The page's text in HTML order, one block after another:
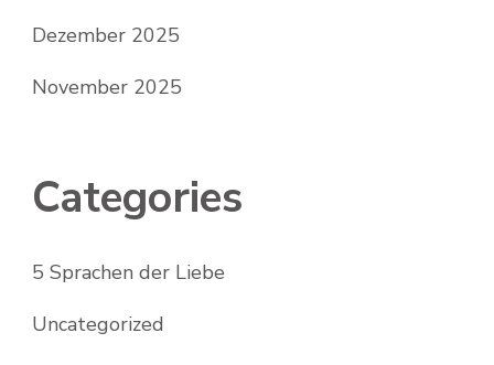
Dezember 2025
November 2025
Categories
5 Sprachen der Liebe
Uncategorized